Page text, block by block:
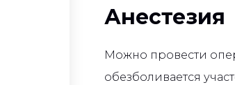
Анестезия
Можно провести
обезболивается